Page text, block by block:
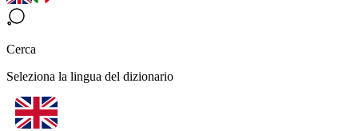
Cerca
Seleziona la lingua del dizionario